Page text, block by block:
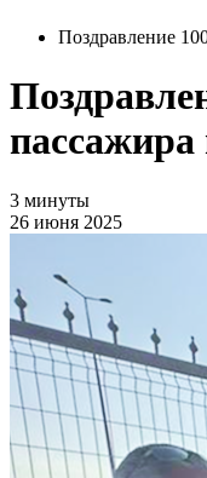
Поздравление
пассажира
3 минуты
26 июня 2025